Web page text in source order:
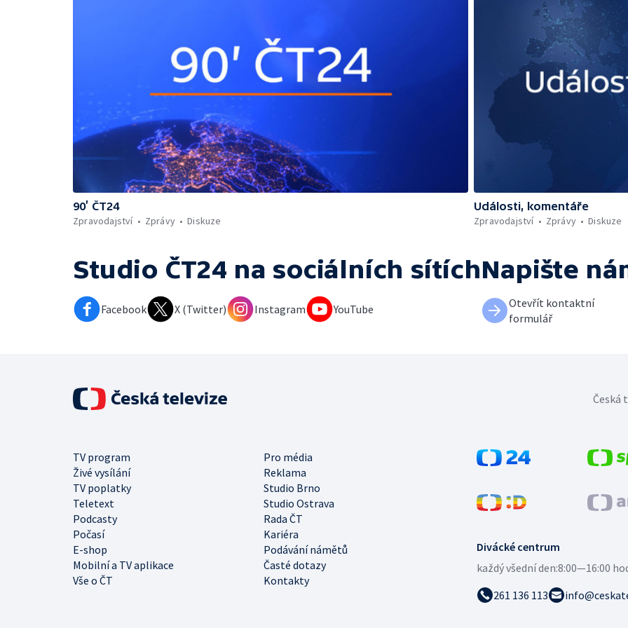
90’ ČT24
Zpravodajství
Zprávy Diskuze
Události, komentáře
Zpravodajství
Zprávy Diskuze
Studio ČT24 na sociálních sítích
Facebook X (Twitter) Instagram YouTube
Napište
Otevřít kontaktní
formulář
Divácké centrum
každý všední den:8:00—16:00
261 136 113
TV program
Pro média
Živé vysílání
Reklama
TV poplatky
Studio Brno
Teletext
Studio Ostrava
Podcasty
Rada ČT
Počasí
Kariéra
E-shop
Podávání námětů
Mobilní a TV aplikace
Časté dotazy
Vše o ČT
Kontakty
Česká